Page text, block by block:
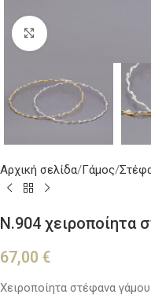
Κλικ για μεγέθυνση
Αρχική σελίδα Γάμος
Ν.904 χειροποίητα
67,00 €
Χειροποίητα στέφανα